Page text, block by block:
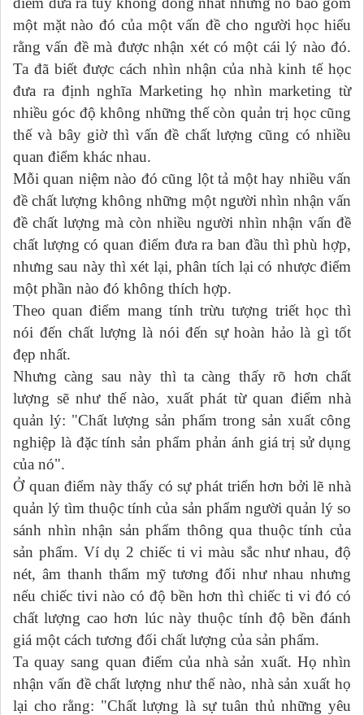
một mặt nào đó của một vấn đề cho người học hiểu
rằng vấn đề mà được nhận xét có một cái lý nào đó.
Ta đã biết được cách nhìn nhận của nhà kinh tế học
đưa ra định nghĩa Marketing họ nhìn marketing từ
nhiều góc độ không những thế còn quản trị học cũng
thế và bây giờ thì vấn đề chất lượng cũng có nhiều
quan điểm khác nhau.
Mỗi quan niệm nào đó cũng lột tả một hay nhiều vấn
đề chất lượng không những một người nhìn nhận vấn
đề chất lượng mà còn nhiều người nhìn nhận vấn đề
chất lượng có quan điểm đưa ra ban đầu thì phù hợp,
nhưng sau này thì xét lại, phân tích lại có nhược điểm
một phần nào đó không thích hợp.
Theo quan điểm mang tính trừu tượng triết học thì
nói đến chất lượng là nói đến sự hoàn hảo là gì tốt
đẹp nhất.
Nhưng càng sau này thì ta càng thấy rõ hơn chất
lượng sẽ như thế nào, xuất phát từ quan điểm nhà
quản lý: "Chất lượng sản phẩm trong sản xuất công
nghiệp là đặc tính sản phẩm phản ánh giá trị sử dụng
của nó".
Ở quan điểm này thấy có sự phát triển hơn bởi lẽ nhà
quản lý tìm thuộc tính của sản phẩm người quản lý so
sánh nhìn nhận sản phẩm thông qua thuộc tính của
sản phẩm. Ví dụ 2 chiếc ti vi màu sắc như nhau, độ
nét, âm thanh thẩm mỹ tương đối như nhau nhưng
nếu chiếc tivi nào có độ bền hơn thì chiếc ti vi đó có
chất lượng cao hơn lúc này thuộc tính độ bền đánh
giá một cách tương đối chất lượng của sản phẩm.
Ta quay sang quan điểm của nhà sản xuất. Họ nhìn
nhận vấn đề chất lượng như thế nào, nhà sản xuất họ
lại cho rằng: "Chất lượng là sự tuân thủ những yêu